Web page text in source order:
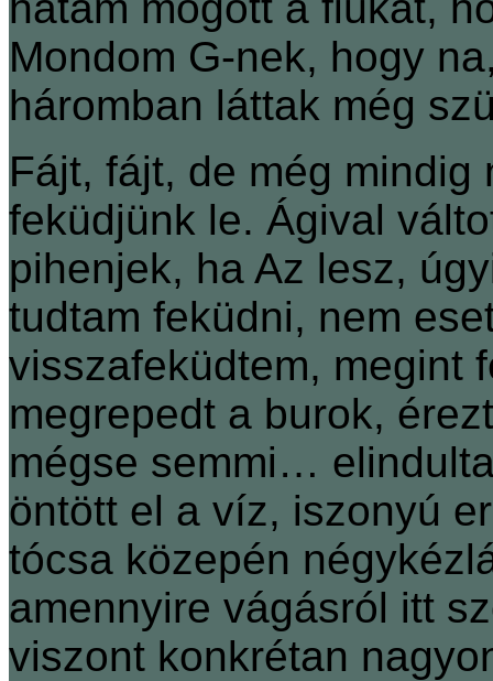
Mondom G-nek, hogy
háromban láttak még
Fájt, fájt, de még
feküdjünk le. Ágival
pihenjek, ha Az lesz,
tudtam feküdni, nem
visszafeküdtem, megint
megrepedt a burok,
mégse semmi…
öntött el a víz, iszonyú
tócsa közepén
amennyire vágásról itt
viszont konkrétan